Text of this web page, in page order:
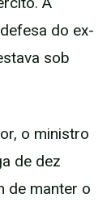
do ex-
sob
o ministro
de dez
de manter o